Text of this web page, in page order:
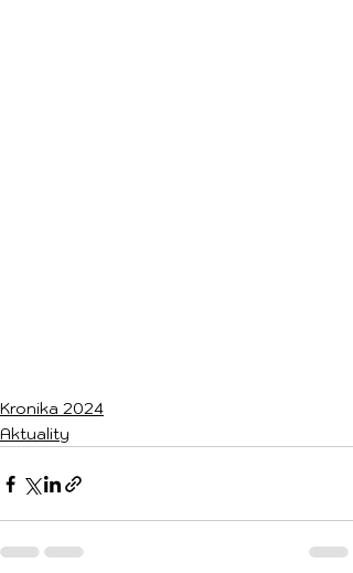
Kronika 2024
Aktuality